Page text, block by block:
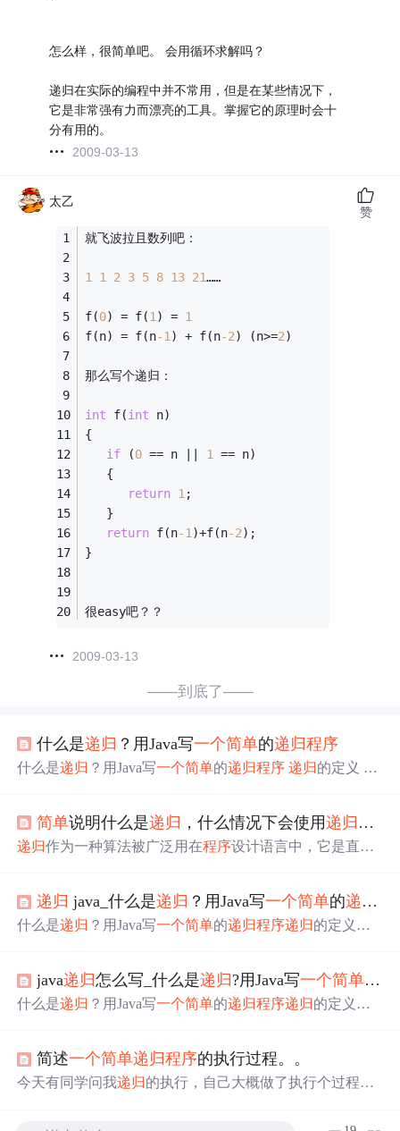
怎么样，很简单吧。 会用循环求解吗？
递归在实际的编程中并不常用，但是在某些情况下，
它是非常强有力而漂亮的工具。掌握它的原理时会十
分有用的。
2009-03-13
太乙
就飞波拉且数列吧：
1 1 2 3 5 8 13 21……
f(0) = f(1 ) = 1
f(n) = f(n-1 ) + f(n-2) (n>=2)
那么写个递归：
int f(int n)
{
if (0 == n || 1
== n)
   {
return 1 ;
   }
return f(n-1 )+f(n-2);
}
很easy吧？？
2009-03-13
赞
——到底了——
什么是递归 ？用Java写一个简单的递归程序
什么是递归 ？用Java写一个简单的递归程序 递归的定义 递
归 函数，并确定函数的基本功能 例如Java从键盘输入一个
数，求输入这个数的阶乘。这个时候把输入的数字作为形
那么5！是5 * 4 3 * 2 * 1，那是不是可以写成 n f(n-1)?,程序
运行
简单说明什么是递归 ，什么情况下会使用递归 ，并
递归作为一种算法被广泛用在程序设计语言中，它是直接
单 的递归程序 定义一个方法，然后有一个int类型的参数。
在方法里做 一个if判断，如果参数等于0，那么方法结束，
结束了。
递归 java_什么是递归 ？用Java写一个简单的递归
什么是递归 ？用Java写一个简单的递归程序递归的定义 递
数，并确定函数的基本功能例如Java从键盘输入一个数，
求输入这个数的阶乘。这个时候把输入的数字作为形参找
是不是...
java递归怎么写_什么是递归 ?用Java写一个简单的
什么是递归 ？用Java写一个简单的递归程序递归的定义 递
数，并确定函数的基本功能例如Java从键盘输入
求输入这个数的阶乘。这个时候把输入的数字作为形参int
简述一个简单递归程序的执行过程。。
今天有同学问我递归 的执行，自己大概做了执行个过程，